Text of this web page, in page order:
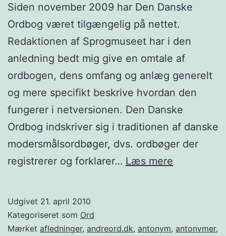
Siden november 2009 har Den Danske
Ordbog været tilgængelig på nettet.
Redaktionen af Sprogmuseet har i den
anledning bedt mig give en omtale af
ordbogen, dens omfang og anlæg generelt
og mere specifikt beskrive hvordan den
fungerer i netversionen. Den Danske
Ordbog indskriver sig i traditionen af danske
modersmålsordbøger, dvs. ordbøger der
registrerer og forklarer… Læs mere
nettet
Udgivet 21. april 2010
Kategoriseret som Ord
Mærket afledninger, andreord.dk, antonym, antonymer,